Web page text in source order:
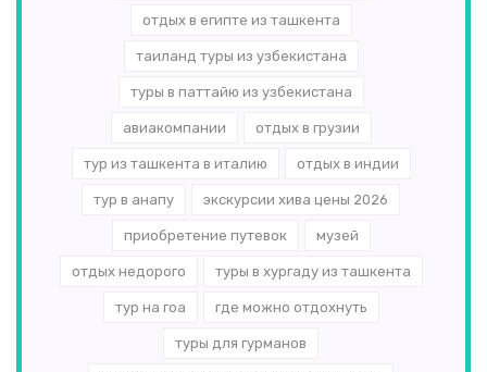
отдых в египте из ташкента
таиланд туры из узбекистана
туры в паттайю из узбекистана
авиакомпании отдых в грузии
тур из ташкента в италию отдых в индии
тур в анапу экскурсии хива цены 2026
приобретение путевок музей
отдых недорого туры в хургаду из ташкента
тур на гоа где можно отдохнуть
туры для гурманов